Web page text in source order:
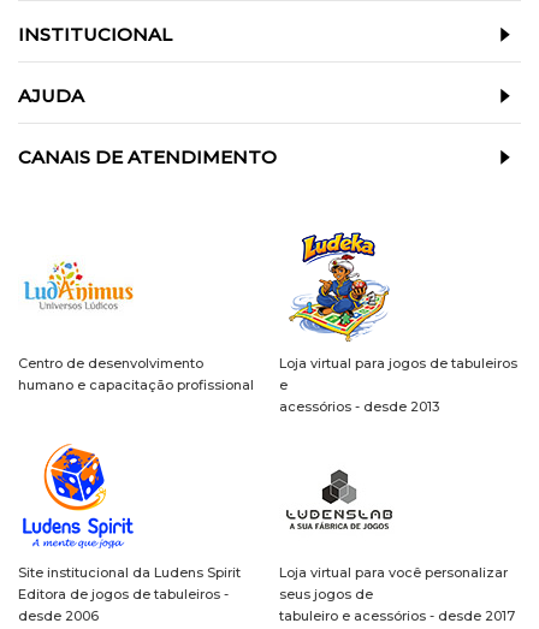
INSTITUCIONAL
AJUDA
CANAIS DE ATENDIMENTO
Centro de desenvolvimento
humano e capacitação profissional
Loja virtual para jogos de tabuleiros
e
acessórios - desde 2013
Site institucional da Ludens Spirit
Editora de jogos de tabuleiros -
desde 2006
Loja virtual para você personalizar
seus jogos de
tabuleiro e acessórios - desde 2017